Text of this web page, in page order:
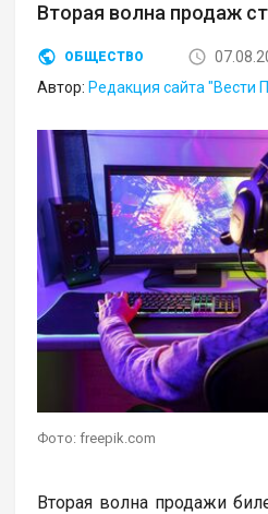
Вторая волна продаж
ОБЩЕСТВО
Автор: Редакция сайта "Вести
Фото: freepik.com
Вторая волна продажи